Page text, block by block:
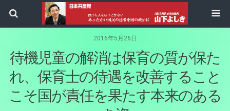
2016年5月26日
待機児童の解消は保育の質が保た
れ、保育士の待遇を改善すること
こそ国が責任を果たす本来のある